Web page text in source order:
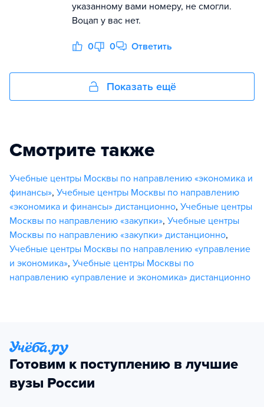
указанному вами номеру, не смогли.
Воцап у вас нет.
0 0 Ответить
Показать ещё
Смотрите также
Учебные центры Москвы по направлению «экономика и
финансы», Учебные центры Москвы по направлению
«экономика и финансы» дистанционно, Учебные центры
Москвы по направлению «закупки», Учебные центры
Москвы по направлению «закупки» дистанционно,
Учебные центры Москвы по направлению «управление
и экономика», Учебные центры Москвы по
направлению «управление и экономика» дистанционно
Готовим к поступлению в лучшие
вузы России